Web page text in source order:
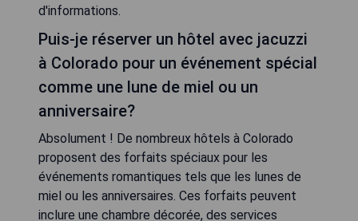
d'informations.
Puis-je réserver un hôtel avec jacuzzi
à Colorado pour un événement spécial
comme une lune de miel ou un
anniversaire?
Absolument ! De nombreux hôtels à Colorado
proposent des forfaits spéciaux pour les
événements romantiques tels que les lunes de
miel ou les anniversaires. Ces forfaits peuvent
inclure une chambre décorée, des services